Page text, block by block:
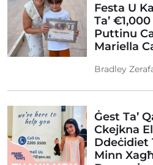
Festa U
Ta’
Puttinu
Mariella
Bradley
Ġest Ta’
Ckejkna
Ddeċidiet
Minn